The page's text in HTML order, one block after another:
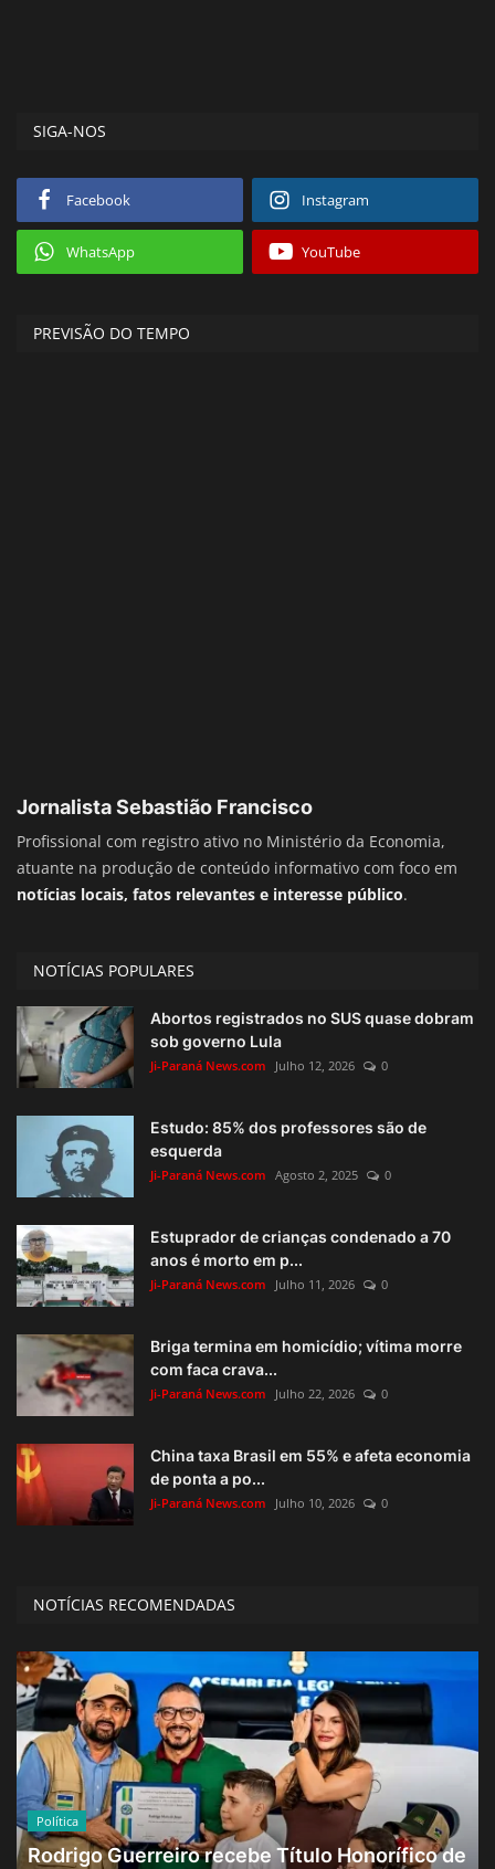
SIGA-NOS
Facebook Instagram
WhatsApp YouTube
PREVISÃO DO TEMPO
Jornalista Sebastião Francisco
Profissional com registro ativo no Ministério da Economia,
atuante na produção de conteúdo informativo com foco em
notícias locais, fatos relevantes e interesse público.
NOTÍCIAS POPULARES
Abortos registrados no SUS quase dobram
sob governo Lula
Ji-Paraná News.com Julho 12, 2026 0
Estudo: 85% dos professores são de
esquerda
Ji-Paraná News.com Agosto 2, 2025 0
Estuprador de crianças condenado a 70
anos é morto em p...
Ji-Paraná News.com Julho 11, 2026 0
Briga termina em homicídio; vítima morre
com faca crava...
Ji-Paraná News.com Julho 22, 2026 0
China taxa Brasil em 55% e afeta economia
de ponta a po...
Ji-Paraná News.com Julho 10, 2026 0
NOTÍCIAS RECOMENDADAS
Política
Rodrigo Guerreiro recebe Título Honorífico de